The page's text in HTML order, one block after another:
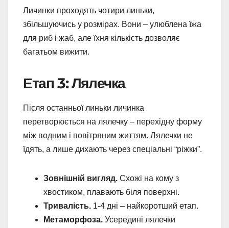
Личинки проходять чотири линьки,
збільшуючись у розмірах. Вони – улюблена їжа
для риб і жаб, але їхня кількість дозволяє
багатьом вижити.
Етап 3: Лялечка
Після останньої линьки личинка
перетворюється на лялечку – перехідну форму
між водним і повітряним життям. Лялечки не
їдять, а лише дихають через спеціальні “ріжки”.
Зовнішній вигляд. Схожі на кому з
хвостиком, плавають біля поверхні.
Тривалість. 1-4 дні – найкоротший етап.
Метаморфоза. Усередині лялечки